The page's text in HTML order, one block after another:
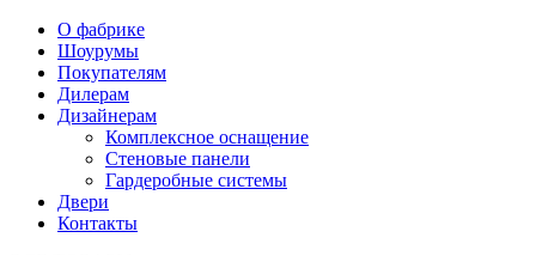
О фабрике
Шоурумы
Покупателям
Дилерам
Дизайнерам
Комплексное оснащение
Стеновые панели
Гардеробные системы
Двери
Контакты